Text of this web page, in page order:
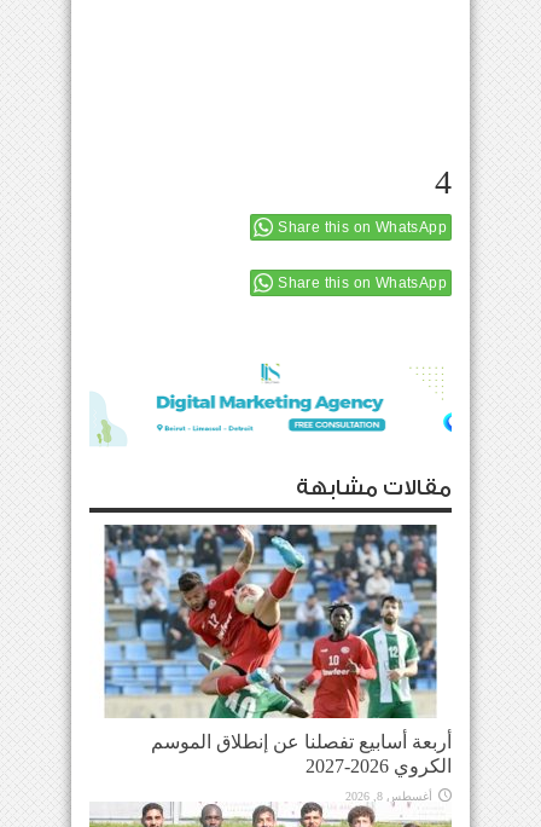
4
Share this on WhatsApp
Share this on WhatsApp
مقالات مشابهة
أربعة أسابيع تفصلنا عن إنطلاق الموسم
الكروي 2026-2027
أغسطس 8, 2026